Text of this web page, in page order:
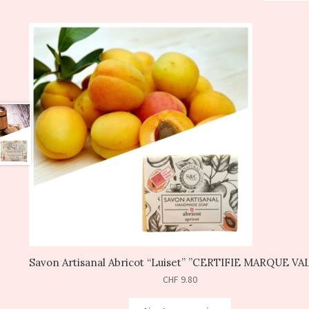
Savon Artisanal Abricot “Luiset” ”CERTIFIE MARQUE
CHF 9.80